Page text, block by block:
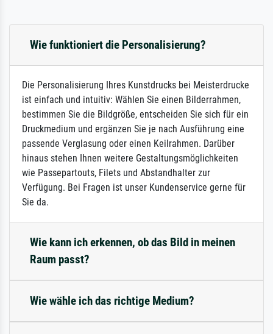
Wie funktioniert die Personalisierung?
Die Personalisierung Ihres Kunstdrucks bei Meisterdrucke
ist einfach und intuitiv: Wählen Sie einen Bilderrahmen,
bestimmen Sie die Bildgröße, entscheiden Sie sich für ein
Druckmedium und ergänzen Sie je nach Ausführung eine
passende Verglasung oder einen Keilrahmen. Darüber
hinaus stehen Ihnen weitere Gestaltungsmöglichkeiten
wie Passepartouts, Filets und Abstandhalter zur
Verfügung. Bei Fragen ist unser Kundenservice gerne für
Sie da.
Wie kann ich erkennen, ob das Bild in meinen
Raum passt?
Wie wähle ich das richtige Medium?